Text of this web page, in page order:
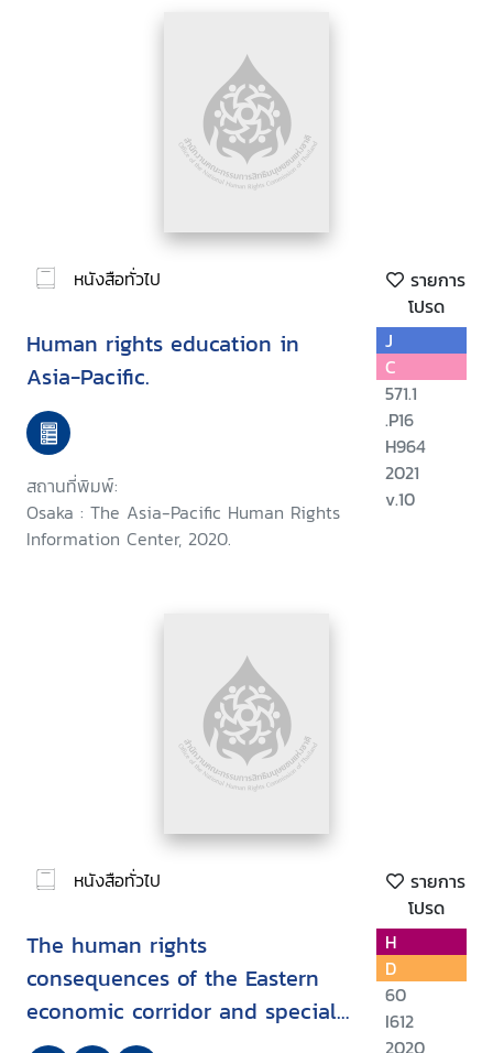
หนังสือทั่วไป
รายการ
โปรด
Human rights education in
Asia-Pacific.
สถานที่พิมพ์:
Osaka : The Asia-Pacific Human Rights
Information Center, 2020.
J
C
571.1
.P16
H964
2021
v.10
หนังสือทั่วไป
รายการ
โปรด
The human rights
consequences of the Eastern
economic corridor and special
economic zones in Thailand
H
D
60
I612